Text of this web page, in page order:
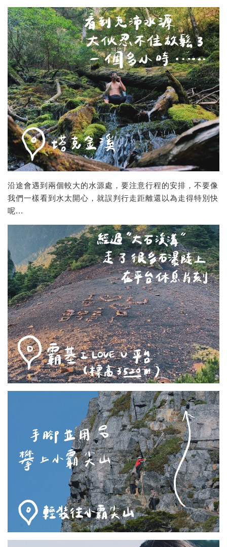
沿途會遇到兩個較大的水源處，要注意行程的安排，不要像
我們一樣看到水太開心，就誤判行走距離還以為走得特別快
呢...